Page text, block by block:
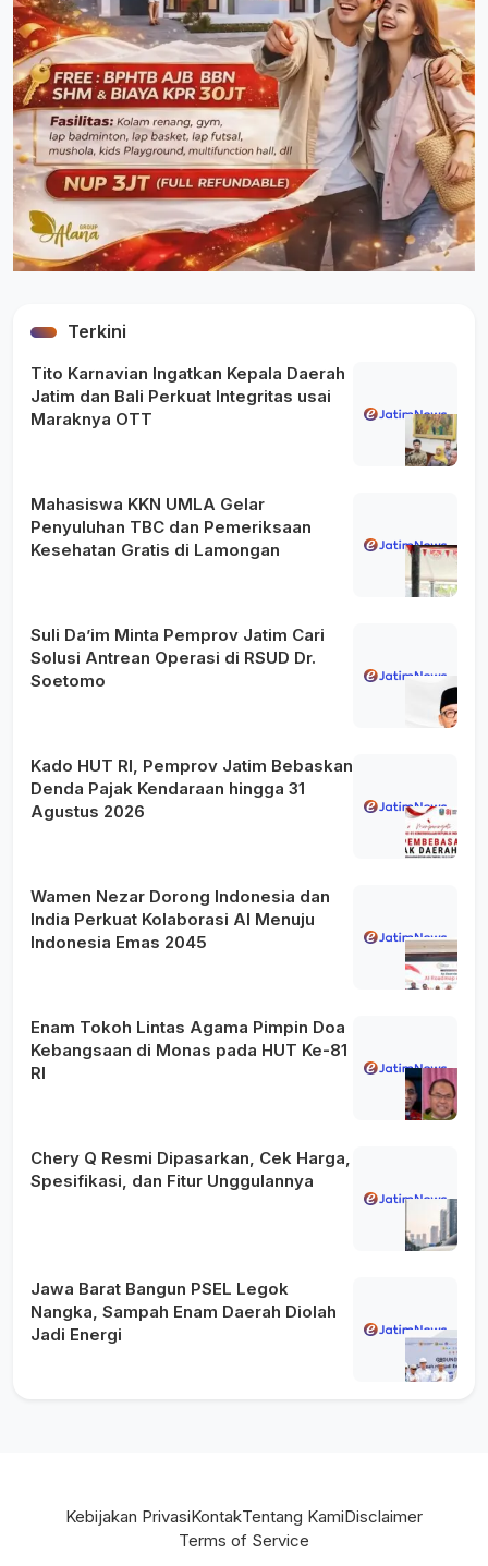
Terkini
Tito Karnavian Ingatkan Kepala Daerah
Jatim dan Bali Perkuat Integritas usai
Maraknya OTT
Mahasiswa KKN UMLA Gelar
Penyuluhan TBC dan Pemeriksaan
Kesehatan Gratis di Lamongan
Suli Da’im Minta Pemprov Jatim Cari
Solusi Antrean Operasi di RSUD Dr.
Soetomo
Kado HUT RI, Pemprov Jatim Bebaskan
Denda Pajak Kendaraan hingga 31
Agustus 2026
Wamen Nezar Dorong Indonesia dan
India Perkuat Kolaborasi AI Menuju
Indonesia Emas 2045
Enam Tokoh Lintas Agama Pimpin Doa
Kebangsaan di Monas pada HUT Ke-81
RI
Chery Q Resmi Dipasarkan, Cek Harga,
Spesifikasi, dan Fitur Unggulannya
Jawa Barat Bangun PSEL Legok
Nangka, Sampah Enam Daerah Diolah
Jadi Energi
Kebijakan PrivasiKontakTentang KamiDisclaimer
Terms of Service